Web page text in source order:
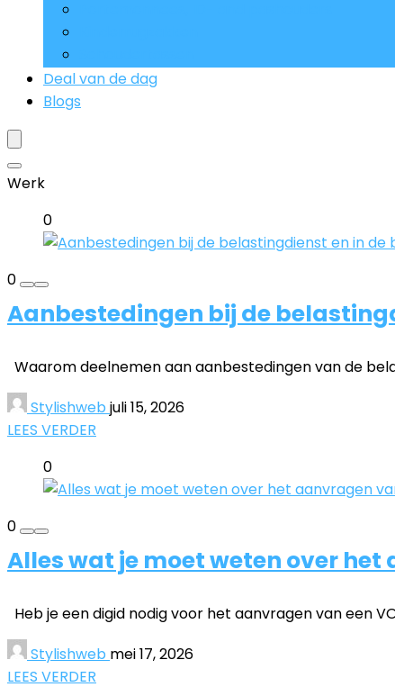
Deal van de dag
Blogs
Werk
0
0
Aanbestedingen bij de
Waarom deelnemen aan aanbestedingen van de
Stylishweb juli 15, 2026
LEES VERDER
0
0
Alles wat je moet weten over het
Heb je een digid nodig voor het aanvragen van een
Stylishweb mei 17, 2026
LEES VERDER